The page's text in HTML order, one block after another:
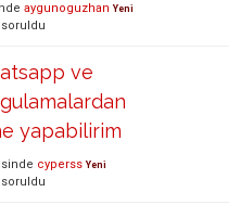
aygunoguzhan Yeni
soruldu
ve
yapabilirim
cyperss Yeni
soruldu